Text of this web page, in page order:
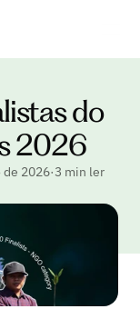
do
2026
de 2026·3 min ler